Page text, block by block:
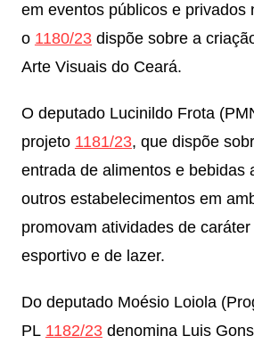
em eventos públicos e privados
o 1180/23dispõe sobre a
Arte Visuais do Ceará.
O deputado Lucinildo Frota
projeto 1181/23, que dispõe
entrada de alimentos e bebidas
outros estabelecimentos em
promovam atividades de
esportivo e de lazer.
Do deputado Moésio Loiola
PL 1182/23denomina Luis